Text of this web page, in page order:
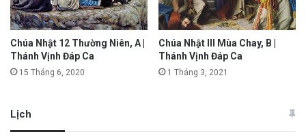
Chúa Nhật 12 Thường Niên, A |
Thánh Vịnh Đáp Ca
15 Tháng 6, 2020
Chúa Nhật III Mùa Chay, B |
Thánh Vịnh Đáp Ca
1 Tháng 3, 2021
Lịch